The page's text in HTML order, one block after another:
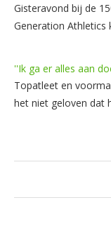
Gisteravond bij de
Generation
''Ik ga er alles aan
Topatleet en
het niet geloven dat